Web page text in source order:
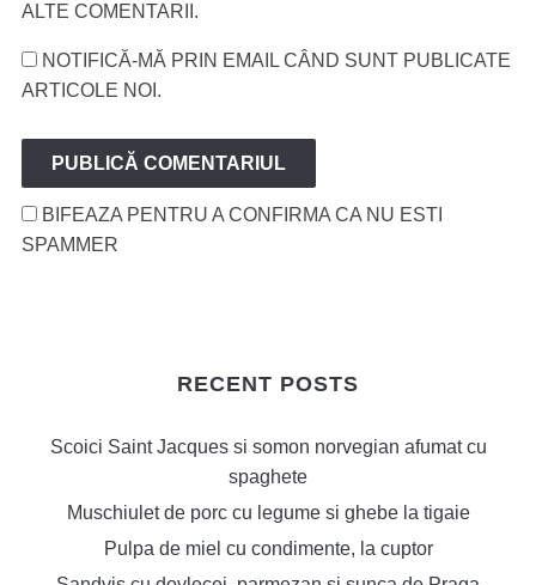
ALTE COMENTARII.
NOTIFICĂ-MĂ PRIN EMAIL CÂND SUNT PUBLICATE
ARTICOLE NOI.
BIFEAZA PENTRU A CONFIRMA CA NU ESTI
SPAMMER
RECENT POSTS
Scoici Saint Jacques si somon norvegian afumat cu
spaghete
Muschiulet de porc cu legume si ghebe la tigaie
Pulpa de miel cu condimente, la cuptor